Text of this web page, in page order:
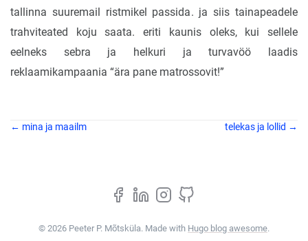
tallinna suuremail ristmikel passida. ja siis tainapeadele
trahviteated koju saata. eriti kaunis oleks, kui sellele
eelneks sebra ja helkuri ja turvavöö laadis
reklaamikampaania “ära pane matrossovit!”
← mina ja maailm telekas ja lollid →
© 2026 Peeter P. Mõtsküla. Made with Hugo blog awesome.